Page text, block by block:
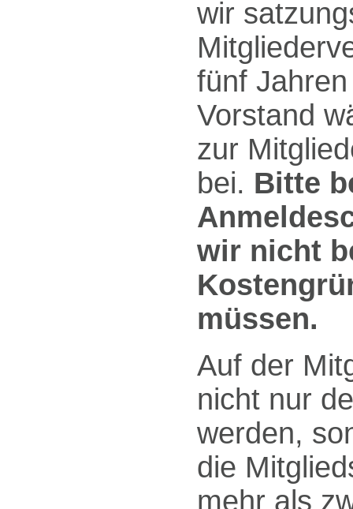
wir
fünf
Vorstand
zur
bei. Bitte
wir nicht
müssen.
Auf der
nicht nur
werden,
die
mehr als